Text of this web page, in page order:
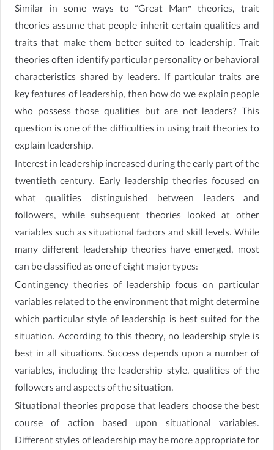
Similar in some ways to “Great Man” theories, trait
theories assume that people inherit certain qualities and
traits that make them better suited to leadership. Trait
theories often identify particular personality or behavioral
characteristics shared by leaders. If particular traits are
key features of leadership, then how do we explain people
who possess those qualities but are not leaders? This
question is one of the difficulties in using trait theories to
explain leadership.
Interest in leadership increased during the early part of the
twentieth century. Early leadership theories focused on
what qualities distinguished between leaders and
followers, while subsequent theories looked at other
variables such as situational factors and skill levels. While
many different leadership theories have emerged, most
can be classified as one of eight major types:
Contingency theories of leadership focus on particular
variables related to the environment that might determine
which particular style of leadership is best suited for the
situation. According to this theory, no leadership style is
best in all situations. Success depends upon a number of
variables, including the leadership style, qualities of the
followers and aspects of the situation.
Situational theories propose that leaders choose the best
course of action based upon situational variables.
Different styles of leadership may be more appropriate for